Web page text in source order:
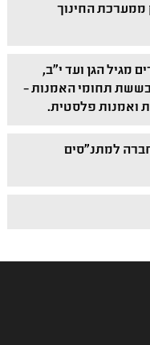
ממערכת החינוך
מגיל הגן ועד י"ב,
תחומי האמנות –
ואמנות פלסטית.
למתנ"סים